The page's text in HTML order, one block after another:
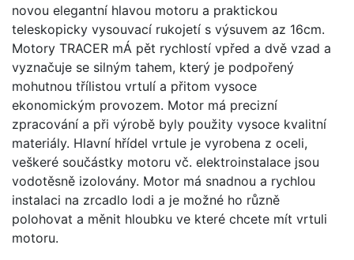
novou elegantní hlavou motoru a praktickou
teleskopicky vysouvací rukojetí s výsuvem az 16cm.
Motory TRACER mÁ pět rychlostí vpřed a dvě vzad a
vyznačuje se silným tahem, který je podpořený
mohutnou třílistou vrtulí a přitom vysoce
ekonomickým provozem. Motor má precizní
zpracování a při výrobě byly použity vysoce kvalitní
materiály. Hlavní hřídel vrtule je vyrobena z oceli,
veškeré součástky motoru vč. elektroinstalace jsou
vodotěsně izolovány. Motor má snadnou a rychlou
instalaci na zrcadlo lodi a je možné ho různě
polohovat a měnit hloubku ve které chcete mít vrtuli
motoru.